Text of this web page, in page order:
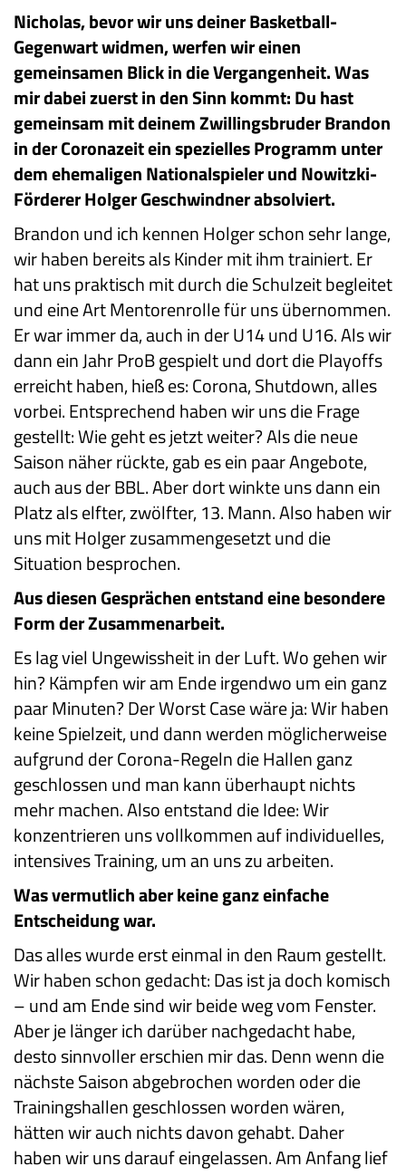
Nicholas, bevor wir uns deiner Basketball-
Gegenwart widmen, werfen wir einen
gemeinsamen Blick in die Vergangenheit. Was
mir dabei zuerst in den Sinn kommt: Du hast
gemeinsam mit deinem Zwillingsbruder Brandon
in der Coronazeit ein spezielles Programm unter
dem ehemaligen Nationalspieler und Nowitzki-
Förderer Holger Geschwindner absolviert.
Brandon und ich kennen Holger schon sehr lange,
wir haben bereits als Kinder mit ihm trainiert. Er
hat uns praktisch mit durch die Schulzeit begleitet
und eine Art Mentorenrolle für uns übernommen.
Er war immer da, auch in der U14 und U16. Als wir
dann ein Jahr ProB gespielt und dort die Playoffs
erreicht haben, hieß es: Corona, Shutdown, alles
vorbei. Entsprechend haben wir uns die Frage
gestellt: Wie geht es jetzt weiter? Als die neue
Saison näher rückte, gab es ein paar Angebote,
auch aus der BBL. Aber dort winkte uns dann ein
Platz als elfter, zwölfter, 13. Mann. Also haben wir
uns mit Holger zusammengesetzt und die
Situation besprochen.
Aus diesen Gesprächen entstand eine besondere
Form der Zusammenarbeit.
Es lag viel Ungewissheit in der Luft. Wo gehen wir
hin? Kämpfen wir am Ende irgendwo um ein ganz
paar Minuten? Der Worst Case wäre ja: Wir haben
keine Spielzeit, und dann werden möglicherweise
aufgrund der Corona-Regeln die Hallen ganz
geschlossen und man kann überhaupt nichts
mehr machen. Also entstand die Idee: Wir
konzentrieren uns vollkommen auf individuelles,
intensives Training, um an uns zu arbeiten.
Was vermutlich aber keine ganz einfache
Entscheidung war.
Das alles wurde erst einmal in den Raum gestellt.
Wir haben schon gedacht: Das ist ja doch komisch
– und am Ende sind wir beide weg vom Fenster.
Aber je länger ich darüber nachgedacht habe,
desto sinnvoller erschien mir das. Denn wenn die
nächste Saison abgebrochen worden oder die
Trainingshallen geschlossen worden wären,
hätten wir auch nichts davon gehabt. Daher
haben wir uns darauf eingelassen. Am Anfang lief